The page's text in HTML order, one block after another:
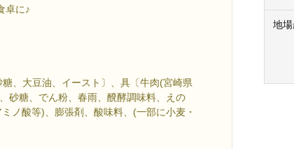
卓に♪
、大豆油、イースト〕、具〔牛肉(宮崎県
砂糖、でん粉、春雨、醗酵調味料、えの
ノ酸等)、膨張剤、酸味料、(一部に小麦・
地